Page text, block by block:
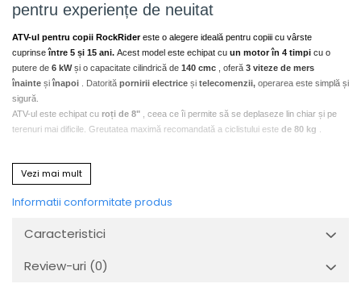
pentru experiențe de neuitat
ATV-ul pentru copii RockRidereste o alegere ideală pentru copiii cu vârste
cuprinseîntre 5 și 15 ani. Acest model este echipat cu un motor în 4 timpi cu o
putere de 6 kWși o capacitate cilindrică de 140 cmc , oferă 3 viteze de mers
înainte șiînapoi . Datorită pornirii electrice și telecomenzii, operarea este simplă și
sigură.
ATV-ul este echipat cu roți de 8" , ceea ce îi permite să se deplaseze lin chiar și pe
terenuri mai dificile. Greutatea maximă recomandată a ciclistului este de 80 kg
Siguranța pe primul loc
Opritor de accelerație pentru limitarea vitezei
Oprirea motorului de la distanță
Spațiu pentru picioare bine protejat
Echipament
Vezi mai mult
Informatii conformitate produs
Caracteristici
Review-uri (0)